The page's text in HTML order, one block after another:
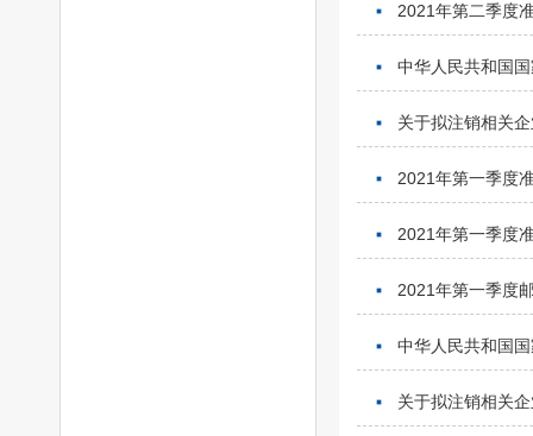
2021年第二季度
中华人民共和国
关于拟注销相关
2021年第一季度
2021年第一季度
2021年第一季度
中华人民共和国
关于拟注销相关